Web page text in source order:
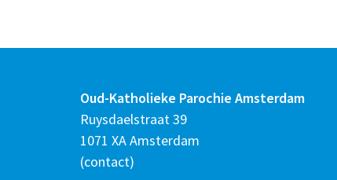
Oud-Katholieke Parochie Amsterdam
Ruysdaelstraat 39
1071 XA Amsterdam
(contact)